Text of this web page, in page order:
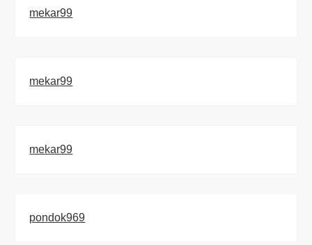
mekar99
mekar99
mekar99
pondok969